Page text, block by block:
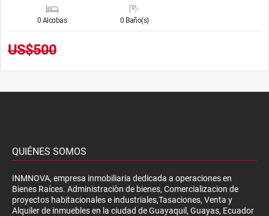
0 Alcobas 0 Baño(s)
US$500
QUIÉNES SOMOS
INMNOVA, empresa inmobiliaria dedicada a operaciones en
Bienes Raíces. Administraciòn de bienes, Comercializacion de
proyectos habitacionales e industriales,Tasaciones, Venta y
Alquiler de inmuebles en la ciudad de Guayaquil, Guayas, Ecuador